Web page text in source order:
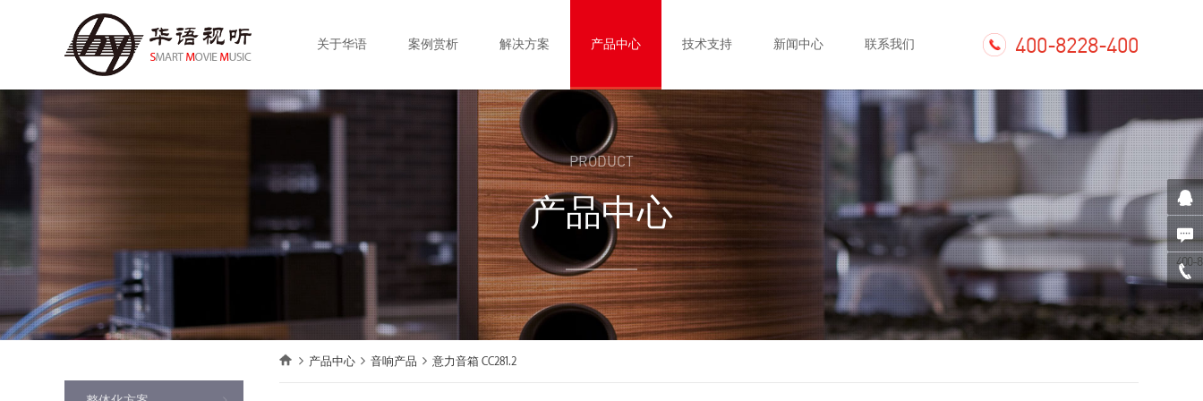
400-8228-400
关于华语 案例赏析 解决方案 产品中心 技术支持 新闻中心 联系我们
PRODUCT
产品中心
产品中心 音响产品 意力音箱 CC281.2
400-